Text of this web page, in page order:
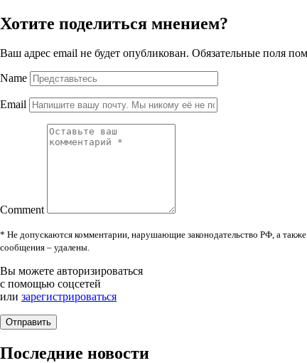
Хотите поделиться мнением?
Ваш адрес email не будет опубликован. Обязательные поля
Name
Email
Comment
* Не допускаются комментарии, нарушающие законодательство РФ, а
сообщения – удалены.
Вы можете авторизироваться
с помощью соцсетей
или зарегистрироваться
Последние новости